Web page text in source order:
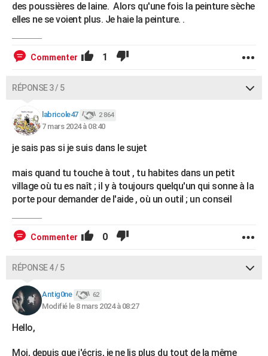
des poussières de laine. Alors qu'une fois la peinture sèche
elles ne se voient plus. Je haie la peinture. .
Commenter 1
RÉPONSE 3 / 5
labricole47 2 864
7 mars 2024 à 08:40
je sais pas si je suis dans le sujet
mais quand tu touche à tout , tu habites dans un petit
village où tu es naît ; il y à toujours quelqu'un qui sonne à la
porte pour demander de l'aide , où un outil ; un conseil
Commenter 0
RÉPONSE 4 / 5
Antig0ne 62
Modifié le 8 mars 2024 à 08:27
Hello,
Moi, depuis que j'écris, je ne lis plus du tout de la même